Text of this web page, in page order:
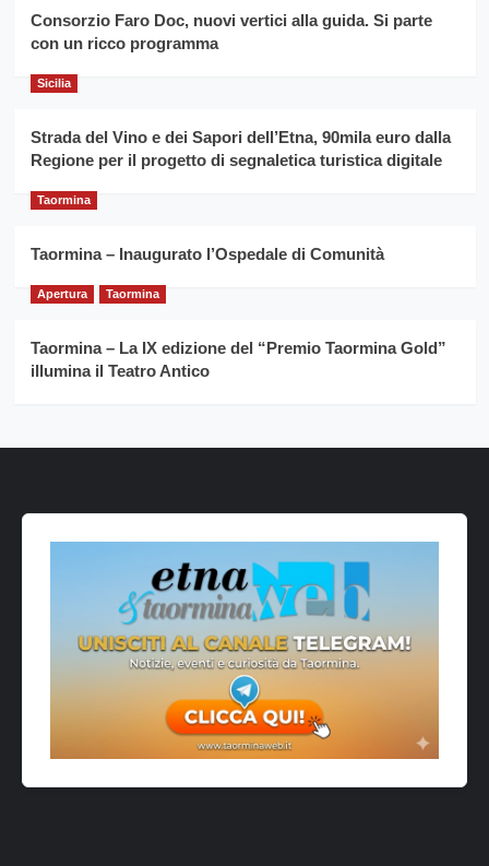
Franco
Caruso
Consorzio Faro Doc, nuovi vertici alla guida. Si parte
con un ricco programma
Sicilia
Strada del Vino e dei Sapori dell’Etna, 90mila euro dalla
Regione per il progetto di segnaletica turistica digitale
Taormina
Taormina – Inaugurato l’Ospedale di Comunità
Apertura Taormina
Taormina – La IX edizione del “Premio Taormina Gold”
illumina il Teatro Antico